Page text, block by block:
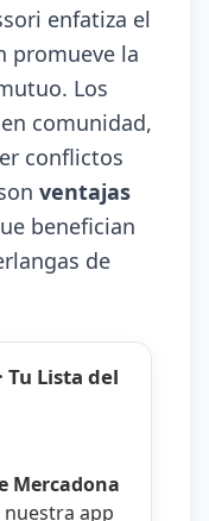
enfatiza el
promueve la
Los
comunidad,
conflictos
ventajas
benefician
de
Tu Lista del
Mercadona
app